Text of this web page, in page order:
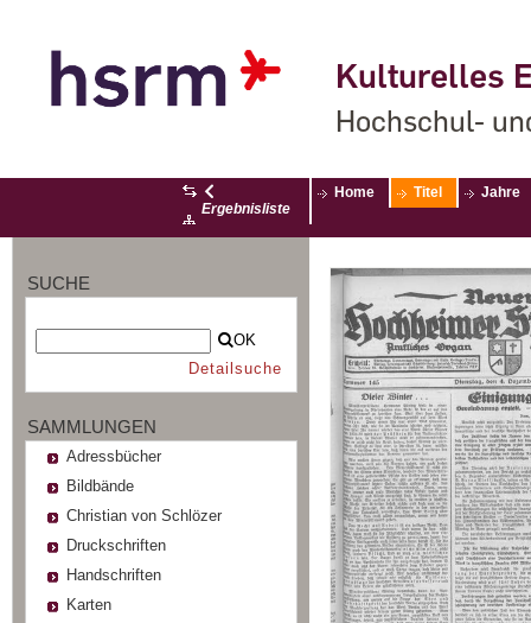
Kulturelles
Hochschul-
Ergebnisliste
Home Titel Jahre
SUCHE
OK
Detailsuche
SAMMLUNGEN
Adressbücher
Bildbände
Christian von Schlözer
Druckschriften
Handschriften
Karten